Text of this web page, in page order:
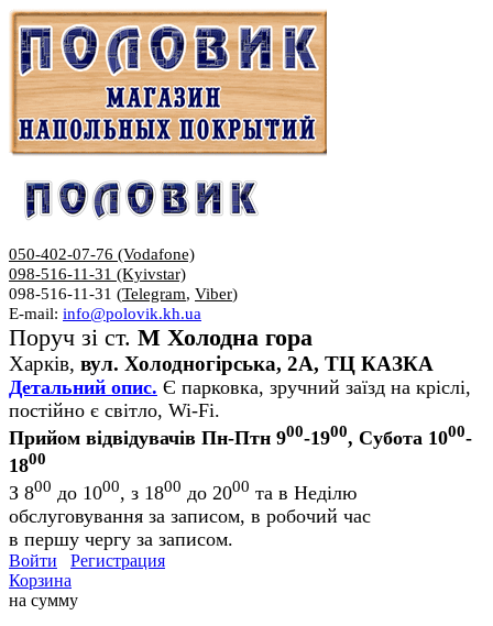
050-402-07-76 (Vodafone)
098-516-11-31 (Kyivstar)
098-516-11-31 (Telegram, Viber)
E-mail: info@polovik.kh.ua
Поруч зі ст. М Холодна гора
Харків, вул. Холодногірська, 2А, ТЦ КАЗКА
Детальний опис. Є парковка, зручний заїзд на кріслі,
постійно є світло, Wi-Fi.
Прийом відвідувачів Пн-Птн 900-1900, Субота 1000-
1800
З 800 до 1000, з 1800 до 2000 та в Неділю
обслуговування за записом, в робочий час
в першу чергу за записом.
Войти
Регистрация
Корзина
на сумму